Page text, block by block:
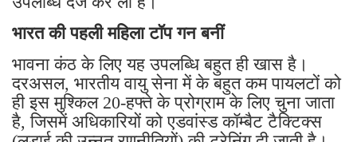
भारत की पहली महिला टॉप गन बनीं
भावना कंठ के लिए यह उपलब्धि बहुत ही खास है।
दरअसल, भारतीय वायु सेना में के बहुत कम पायलटों को
ही इस मुश्किल 20-हफ्ते के प्रोग्राम के लिए चुना जाता
है, जिसमें अधिकारियों को एडवांस्ड कॉम्बैट टैक्टिक्स